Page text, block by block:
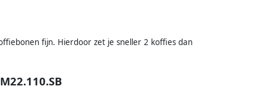
fijn. Hierdoor zet je sneller 2 koffies dan